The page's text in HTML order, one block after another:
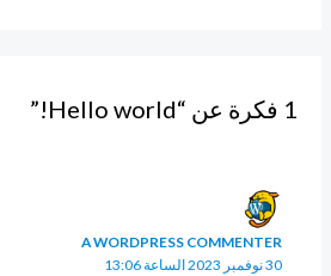
1 فكرة عن “Hello world!”
A WORDPRESS COMMENTER
30 نوفمبر 2023 الساعة 13:06